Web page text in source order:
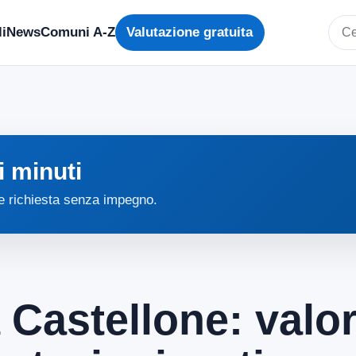
NewsComuni A-Z Valutazione gratuita
minuti
richiesta senza impegno.